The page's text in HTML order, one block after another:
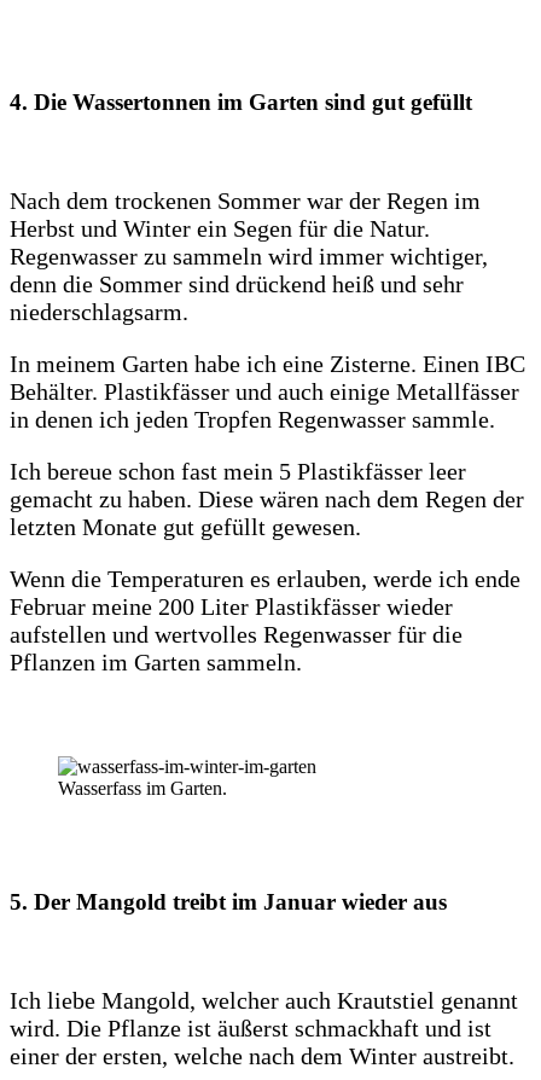
4. Die Wassertonnen im Garten sind gut gefüllt
Nach dem trockenen Sommer war der Regen im
Herbst und Winter ein Segen für die Natur.
Regenwasser zu sammeln wird immer wichtiger,
denn die Sommer sind drückend heiß und sehr
niederschlagsarm.
In meinem Garten habe ich eine Zisterne. Einen IBC
Behälter. Plastikfässer und auch einige Metallfässer
in denen ich jeden Tropfen Regenwasser sammle.
Ich bereue schon fast mein 5 Plastikfässer leer
gemacht zu haben. Diese wären nach dem Regen der
letzten Monate gut gefüllt gewesen.
Wenn die Temperaturen es erlauben, werde ich ende
Februar meine 200 Liter Plastikfässer wieder
aufstellen und wertvolles Regenwasser für die
Pflanzen im Garten sammeln.
Wasserfass im Garten.
5. Der Mangold treibt im Januar wieder aus
Ich liebe Mangold, welcher auch Krautstiel genannt
wird. Die Pflanze ist äußerst schmackhaft und ist
einer der ersten, welche nach dem Winter austreibt.